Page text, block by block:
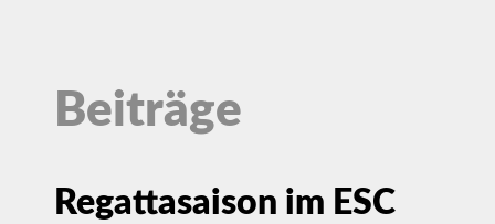
Beiträge
Regattasaison im ESC